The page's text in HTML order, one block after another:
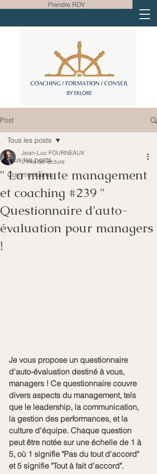
Prendre RDV
Post
Tous les posts
Commentaires
Tous les posts
" La minute management
et coaching #239 "
Questionnaire d'auto-
évaluation pour managers
!
Jean-Luc FOURNEAUX
2 min de lecture
Je vous propose un questionnaire
d'auto-évaluation destiné à vous,
managers ! Ce questionnaire couvre
divers aspects du management, tels
que le leadership, la communication,
la gestion des performances, et la
culture d'équipe. Chaque question
peut être notée sur une échelle de 1 à
5, où 1 signifie "Pas du tout d'accord"
et 5 signifie "Tout à fait d'accord".